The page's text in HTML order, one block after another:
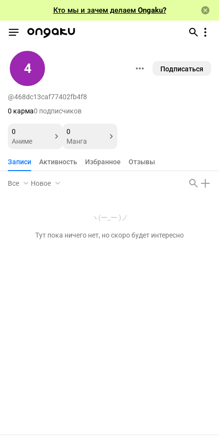
Кто мы и зачем делаем Ongaku?
4 Подписаться
@468dc13caf77402fb4f8
0 карма0 подписчиков
0
Аниме
0
Манга
Записи Активность Избранное Отзывы
Все Новое
ヽ(ー_ー )ノ
Тут пока ничего нет, но скоро будет интересно